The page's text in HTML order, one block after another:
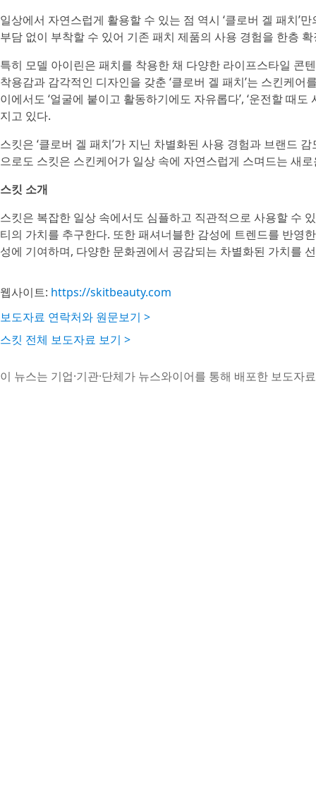
일상에서 자연스럽게 활용할 수 있는 점 역시 ‘클로버 겔 패치’
부담 없이 부착할 수 있어 기존 패치 제품의 사용 경험을 한층
특히 모델 아이린은 패치를 착용한 채 다양한 라이프스타일 콘
착용감과 감각적인 디자인을 갖춘 ‘클로버 겔 패치’는 스킨케
이에서도 ‘얼굴에 붙이고 활동하기에도 자유롭다’, ‘운전할 때
지고 있다.
스킷은 ‘클로버 겔 패치’가 지닌 차별화된 사용 경험과 브랜드
으로도 스킷은 스킨케어가 일상 속에 자연스럽게 스며드는 새
스킷 소개
스킷은 복잡한 일상 속에서도 심플하고 직관적으로 사용할 수
티의 가치를 추구한다. 또한 패셔너블한 감성에 트렌드를 반영
성에 기여하며, 다양한 문화권에서 공감되는 차별화된 가치를
웹사이트: https://skitbeauty.com
보도자료 연락처와 원문보기 >
스킷 전체 보도자료 보기 >
이 뉴스는 기업·기관·단체가 뉴스와이어를 통해 배포한 보도자